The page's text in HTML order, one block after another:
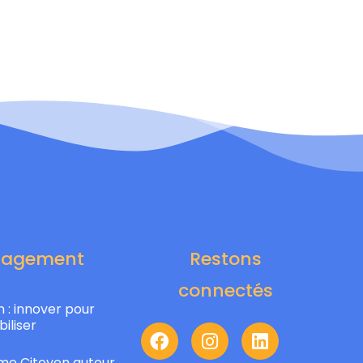
: innover pour
Restons
connectés